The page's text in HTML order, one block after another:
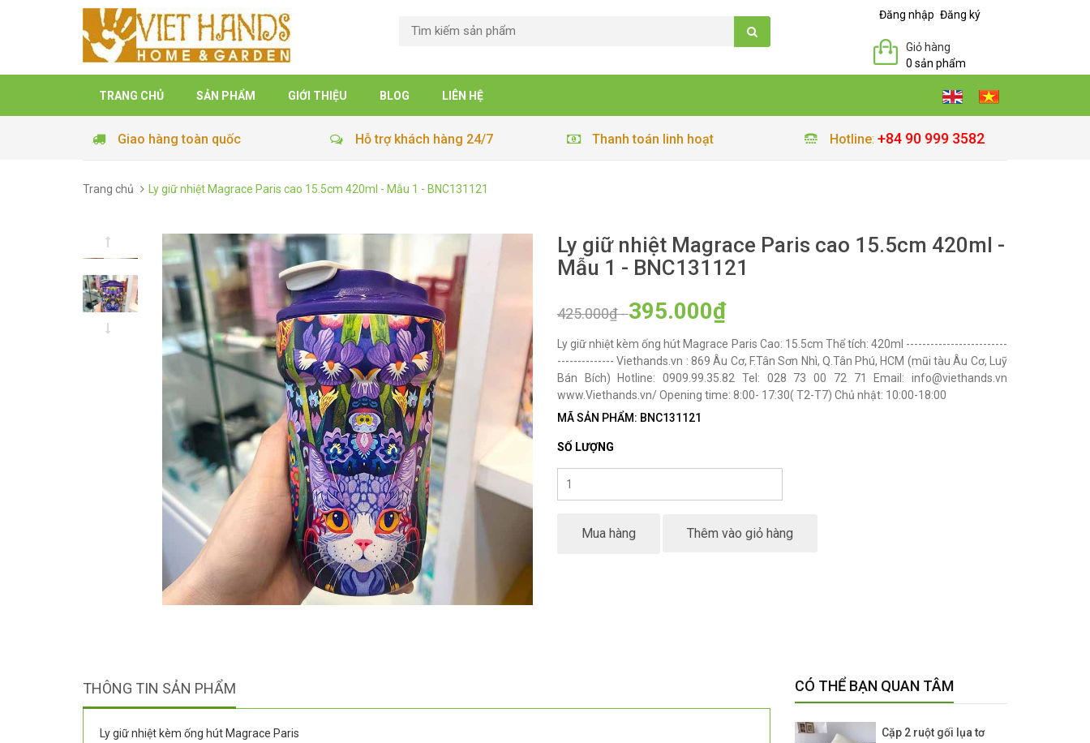
Đăng nhập Đăng ký
Giỏ hàng
0 sản phẩm
TRANG CHỦ SẢN PHẨM GIỚI THIỆU BLOG LIÊN HỆ
Giao hàng toàn quốc Hỗ trợ khách hàng 24/7 Thanh toán linh hoạt Hotline: +84 90 999 3582
Trang chủ Ly giữ nhiệt Magrace Paris cao 15.5cm 420ml - Mẫu 1 - BNC131121
Ly giữ nhiệt Magrace Paris cao 15.5cm 420ml -
Mẫu 1 - BNC131121
425.000₫-395.000₫
Ly giữ nhiệt kèm ống hút Magrace Paris Cao: 15.5cm Thể tích: 420ml -------------------------
-------------- Viethands.vn : 869 Âu Cơ, F.Tân Sơn Nhì, Q.Tân Phú, HCM (mũi tàu Âu Cơ, Luỹ
Bán Bích) Hotline: 0909.99.35.82 Tel: 028 73 00 72 71 Email: info@viethands.vn
www.Viethands.vn/ Opening time: 8:00- 17:30( T2-T7) Chủ nhật: 10:00-18:00
MÃ SẢN PHẨM: BNC131121
SỐ LƯỢNG
Mua hàng Thêm vào giỏ hàng
THÔNG TIN SẢN PHẨM
Ly giữ nhiệt kèm ống hút Magrace Paris
CÓ THỂ BẠN QUAN TÂM
Cặp 2 ruột gối lụa tơ